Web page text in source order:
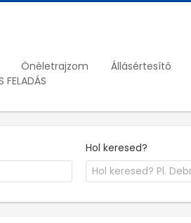
Önéletrajzom Állásértesítő
FELADÁS
Hol keresed?